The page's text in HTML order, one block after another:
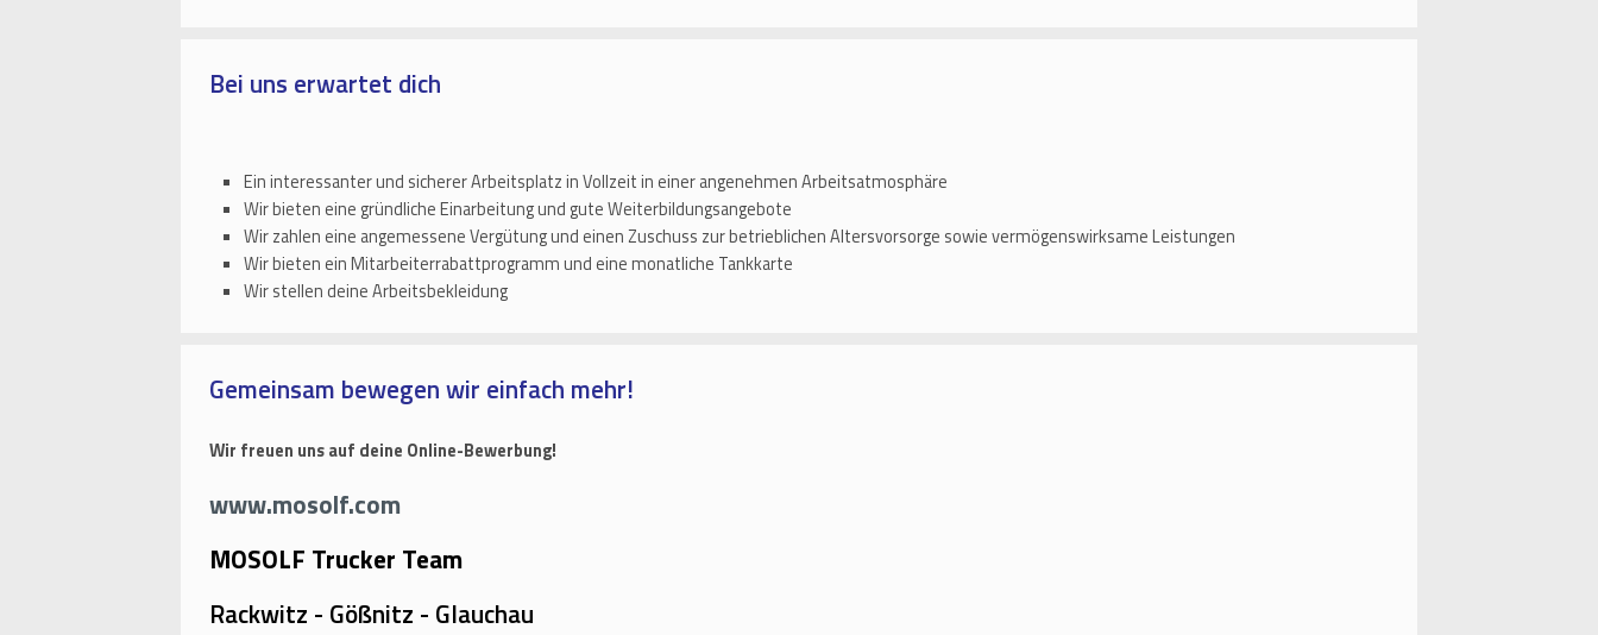
Bei uns erwartet dich
Ein interessanter und sicherer Arbeitsplatz in Vollzeit in einer angenehmen Arbeitsatmosphäre
Wir bieten eine gründliche Einarbeitung und gute Weiterbildungsangebote
Wir zahlen eine angemessene Vergütung und einen Zuschuss zur betrieblichen Altersvorsorge sowie vermögenswirksame Leistungen
Wir bieten ein Mitarbeiterrabattprogramm und eine monatliche Tankkarte
Wir stellen deine Arbeitsbekleidung
Gemeinsam bewegen wir einfach mehr!
Wir freuen uns auf deine Online-Bewerbung!
www.mosolf.com
MOSOLF Trucker Team
Rackwitz - Gößnitz - Glauchau